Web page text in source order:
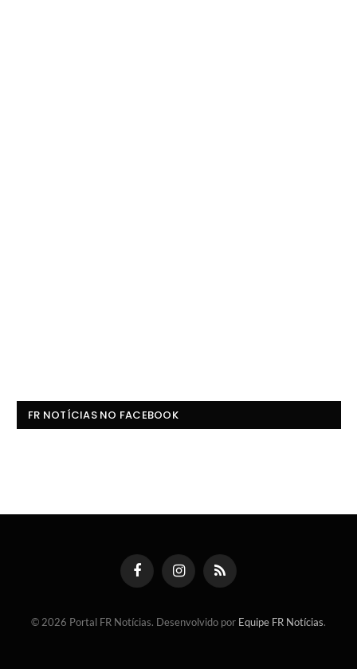
FR NOTÍCIAS NO FACEBOOK
FacebookInstagramRSS
© 2026 Portal FR Notícias. Desenvolvido por Equipe FR Notícias.